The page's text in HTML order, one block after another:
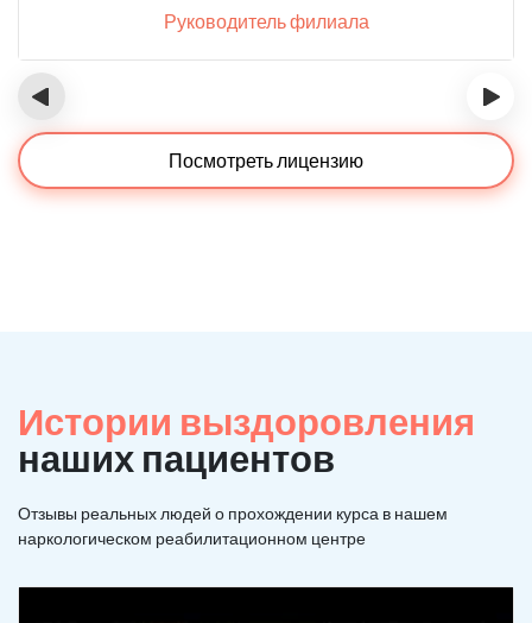
Руководитель филиала
‹ ›
Посмотреть лицензию
Истории выздоровления
наших пациентов
Отзывы реальных людей о прохождении курса в нашем
наркологическом реабилитационном центре